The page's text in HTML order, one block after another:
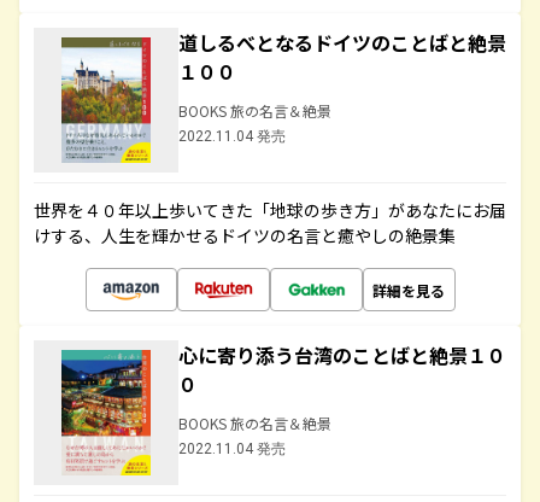
道しるべとなるドイツのことばと絶景
１００
BOOKS 旅の名言＆絶景
2022.11.04 発売
世界を４０年以上歩いてきた「地球の歩き方」があなたにお届
けする、人生を輝かせるドイツの名言と癒やしの絶景集
詳細を見る
心に寄り添う台湾のことばと絶景１０
０
BOOKS 旅の名言＆絶景
2022.11.04 発売